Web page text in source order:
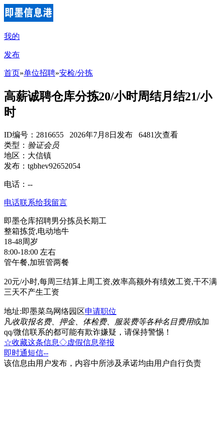
我的
发布
首页»单位招聘»安检/分拣
高薪诚聘仓库分拣20/小时周结月结21/小
时
ID编号：2816655 2026年7月8日发布 6481次查看
类型： 验证会员
地区：大信镇
发布：tgbhev92652054
电话： --
电话联系给我留言
即墨仓库招聘男分拣员长期工
整箱拣货,电动地牛
18-48周岁
8:00-18:00 左右
管午餐,加班管两餐
20元/小时,每周三结算上周工资,效率高额外有绩效工资,干不满
三天不产生工资
地址:即墨菜鸟网络园区申请职位
凡收取报名费、押金、体检费、服装费等各种名目费用或加
qq/微信联系的都可能有欺诈嫌疑，请保持警惕！
☆收藏这条信息◇虚假信息举报
即时通短信--
该信息由用户发布，内容中所涉及承诺均由用户自行负责